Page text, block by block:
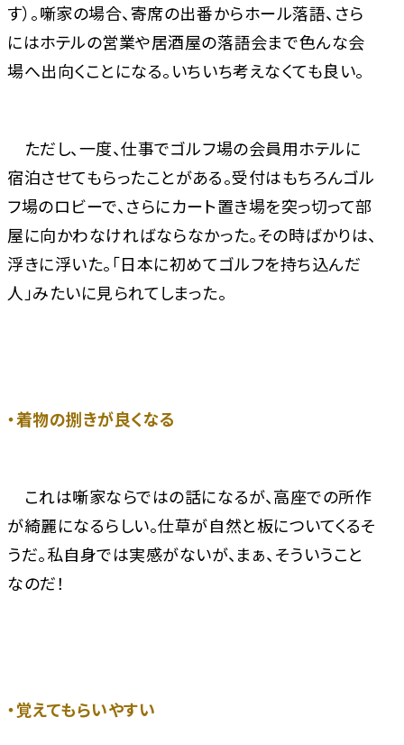
す）。噺家の場合、寄席の出番からホール落語、さら
にはホテルの営業や居酒屋の落語会まで色んな会
場へ出向くことになる。いちいち考えなくても良い。
ただし、一度、仕事でゴルフ場の会員用ホテルに
宿泊させてもらったことがある。受付はもちろんゴル
フ場のロビーで、さらにカート置き場を突っ切って部
屋に向かわなければならなかった。その時ばかりは、
浮きに浮いた。「日本に初めてゴルフを持ち込んだ
人」みたいに見られてしまった。
・着物の捌きが良くなる
これは噺家ならではの話になるが、高座での所作
が綺麗になるらしい。仕草が自然と板についてくるそ
うだ。私自身では実感がないが、まぁ、そういうこと
なのだ！
・覚えてもらいやすい